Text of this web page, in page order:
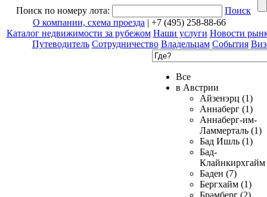
Поиск по номеру лота:
Поиск
О компании, схема проезда | +7 (495) 258-88-66
Каталог недвижимости за рубежом Наши услуги Новости
Путеводитель Сотрудничество Владельцам События
Все
в Австрии
Айзенэрц (1)
Аннаберг (1)
Аннаберг-им-
Ламмерталь (1)
Бад Ишль (1)
Бад-
Клайнкирхгайм
Баден (7)
Бергхайм (1)
Брамберг (2)